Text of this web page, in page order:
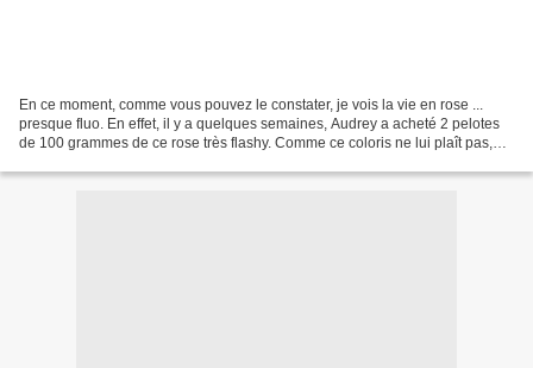
En ce moment, comme vous pouvez le constater, je vois la vie en rose ...
presque fluo. En effet, il y a quelques semaines, Audrey a acheté 2 pelotes
de 100 grammes de ce rose très flashy. Comme ce coloris ne lui plaît pas,